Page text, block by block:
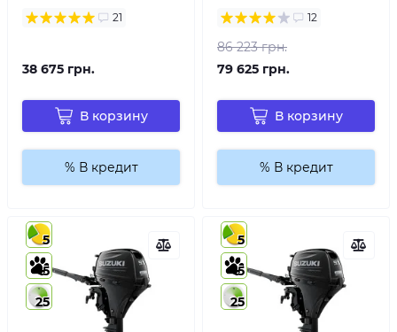
21
38 675 грн.
В корзину
% В кредит
12
86 223 грн.
79 625 грн.
В корзину
% В кредит
5
5
25
5
5
25